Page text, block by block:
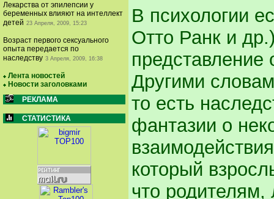
Лекарства от эпилепсии у
беременных влияют на интеллект
детей 23 Апреля, 2009, 15:23
Возраст первого сексуального
опыта передается по
наследству 3 Апреля, 2009, 16:38
Лента новостей
Новости заголовками
РЕКЛАМА
СТАТИСТИКА
В психологии
Отто Ранк и
представление
Другими
то есть
фантазии о
который
что